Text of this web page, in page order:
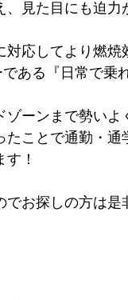
、見た目にも迫力
対応してより燃焼
ある『日常で乗
ゾーンまで勢い
たことで通勤・
！
でお探しの方は是